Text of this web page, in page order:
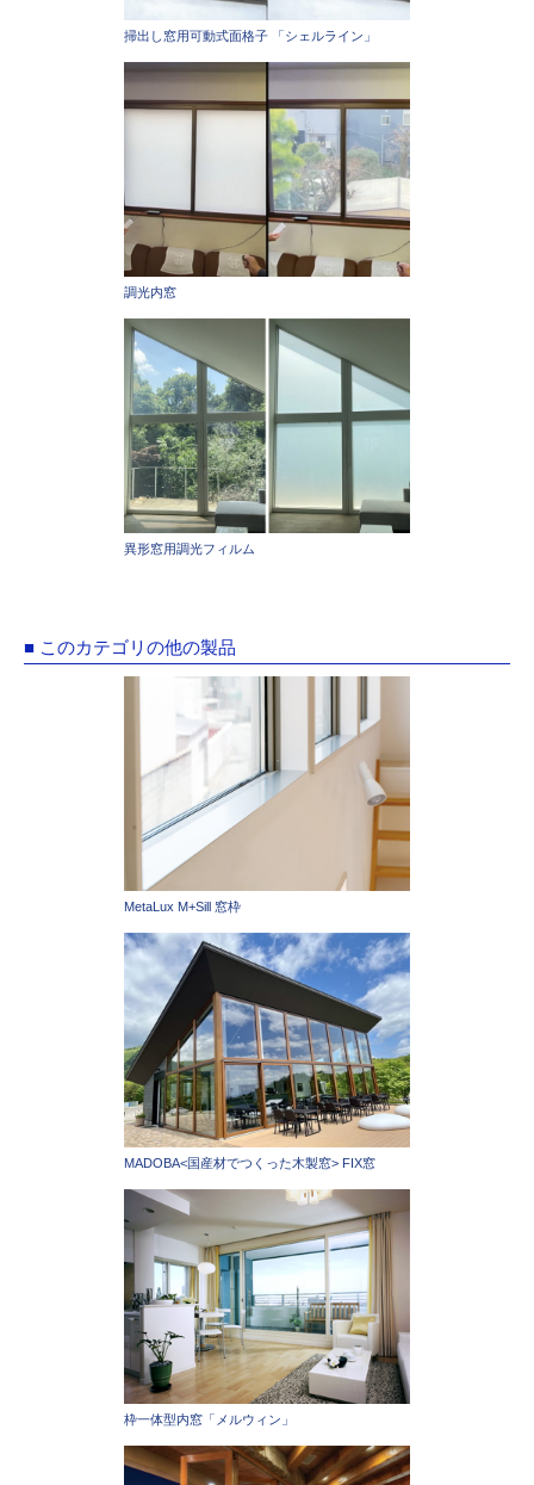
掃出し窓用可動式面格子 「シェルライン」
調光内窓
異形窓用調光フィルム
■ このカテゴリの他の製品
MetaLux M+Sill 窓枠
MADOBA<国産材でつくった木製窓> FIX窓
枠一体型内窓「メルウィン」